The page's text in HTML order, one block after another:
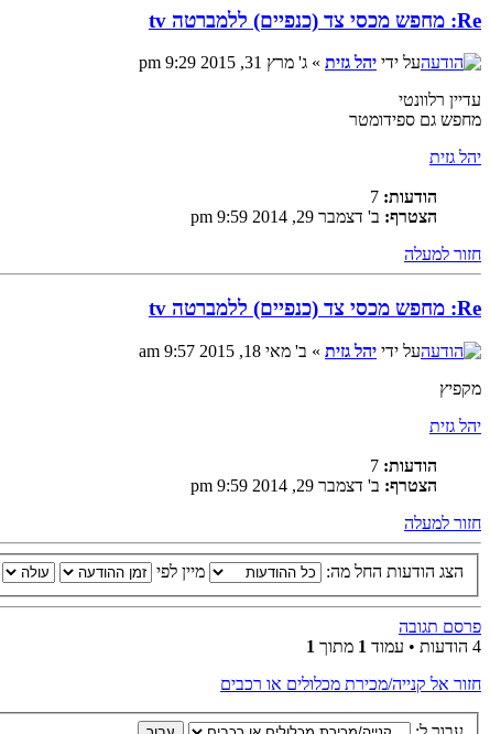
Re: מחפש מכסי צד (כנפיים) ללמברטה tv
על ידי יהל גזית » ג' מרץ 31, 2015 9:29 pm
עדיין רלוונטי
מחפש גם ספידומטר
יהל גזית
הודעות:
הצטרף: ב' דצמבר 29, 2014 9:59 pm
חזור למעלה
Re: מחפש מכסי צד (כנפיים) ללמברטה tv
על ידי יהל גזית » ב' מאי 18, 2015 9:57 am
מקפיץ
יהל גזית
הודעות:
הצטרף: ב' דצמבר 29, 2014 9:59 pm
חזור למעלה
הצג הודעות החל מה: מיין לפי
פרסם תגובה
4 הודעות • עמוד
1 מתוך 1
חזור אל קנייה/מכירת מכלולים או רכבים